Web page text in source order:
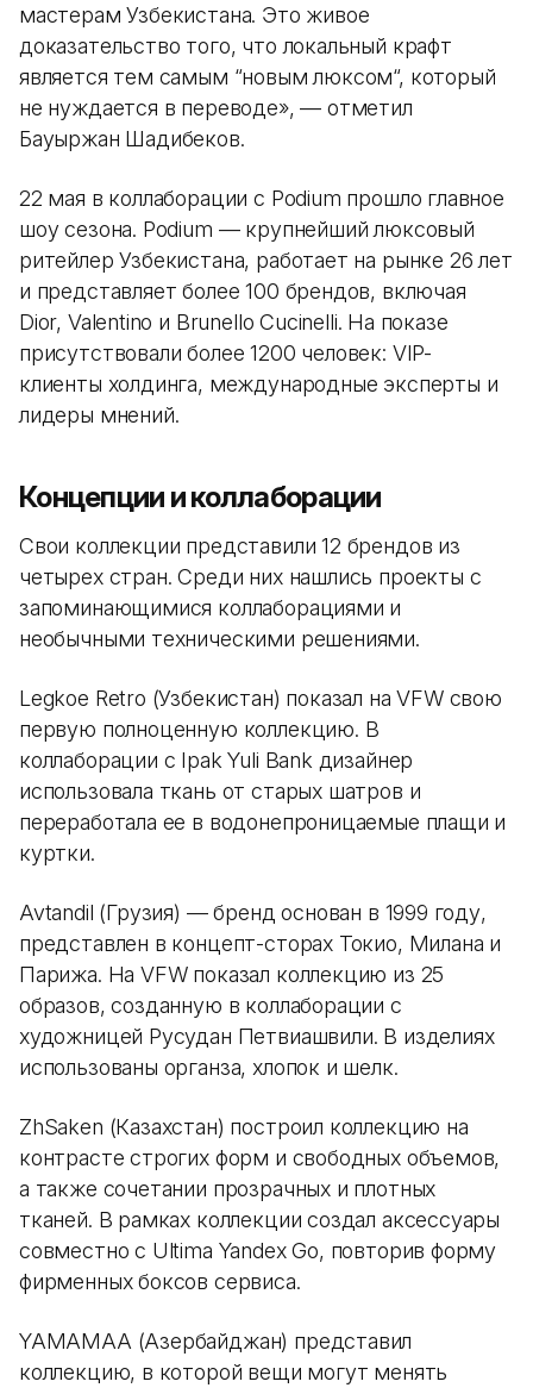
мастерам Узбекистана. Это живое
доказательство того, что локальный крафт
является тем самым “новым люксом“, который
не нуждается в переводе», — отметил
Бауыржан Шадибеков.
22 мая в коллаборации с Podium прошло главное
шоу сезона. Podium — крупнейший люксовый
ритейлер Узбекистана, работает на рынке 26 лет
и представляет более 100 брендов, включая
Dior, Valentino и Brunello Cucinelli. На показе
присутствовали более 1200 человек: VIP-
клиенты холдинга, международные эксперты и
лидеры мнений.
Концепции и коллаборации
Свои коллекции представили 12 брендов из
четырех стран. Среди них нашлись проекты с
запоминающимися коллаборациями и
необычными техническими решениями.
Legkoe Retro (Узбекистан) показал на VFW свою
первую полноценную коллекцию. В
коллаборации с Ipak Yuli Bank дизайнер
использовала ткань от старых шатров и
переработала ее в водонепроницаемые плащи и
куртки.
Avtandil (Грузия) — бренд основан в 1999 году,
представлен в концепт-сторах Токио, Милана и
Парижа. На VFW показал коллекцию из 25
образов, созданную в коллаборации с
художницей Русудан Петвиашвили. В изделиях
использованы органза, хлопок и шелк.
ZhSaken (Казахстан) построил коллекцию на
контрасте строгих форм и свободных объемов,
а также сочетании прозрачных и плотных
тканей. В рамках коллекции создал аксессуары
совместно с Ultima Yandex Go, повторив форму
фирменных боксов сервиса.
YAMAMAA (Азербайджан) представил
коллекцию, в которой вещи могут менять